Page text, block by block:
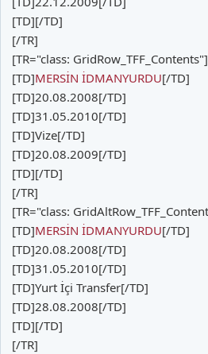
[TD][/TD]
[/TR]
[TR="class: GridRow_TFF_Contents"]
[TD]MERSİN İDMANYURDU[/TD]
[TD]20.08.2008[/TD]
[TD]31.05.2010[/TD]
[TD]Vize[/TD]
[TD]20.08.2009[/TD]
[TD][/TD]
[/TR]
[TR="class:
[TD]MERSİN İDMANYURDU[/TD]
[TD]20.08.2008[/TD]
[TD]31.05.2010[/TD]
[TD]Yurt İçi Transfer[/TD]
[TD]28.08.2008[/TD]
[TD][/TD]
[/TR]